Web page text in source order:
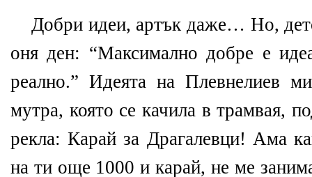
Добри идеи, артък даже… Но,
оня ден: “Максимално добре е
реално.” Идеята на Плевнелиев
мутра, която се качила в трамвая,
рекла: Карай за Драгалевци! Ама
на ти още 1000 и карай, не ме